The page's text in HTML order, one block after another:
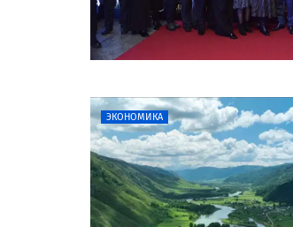
ЭКОНОМИКА